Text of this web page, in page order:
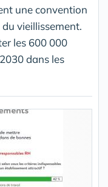
une convention
vieillissement.
les 600 000
dans les